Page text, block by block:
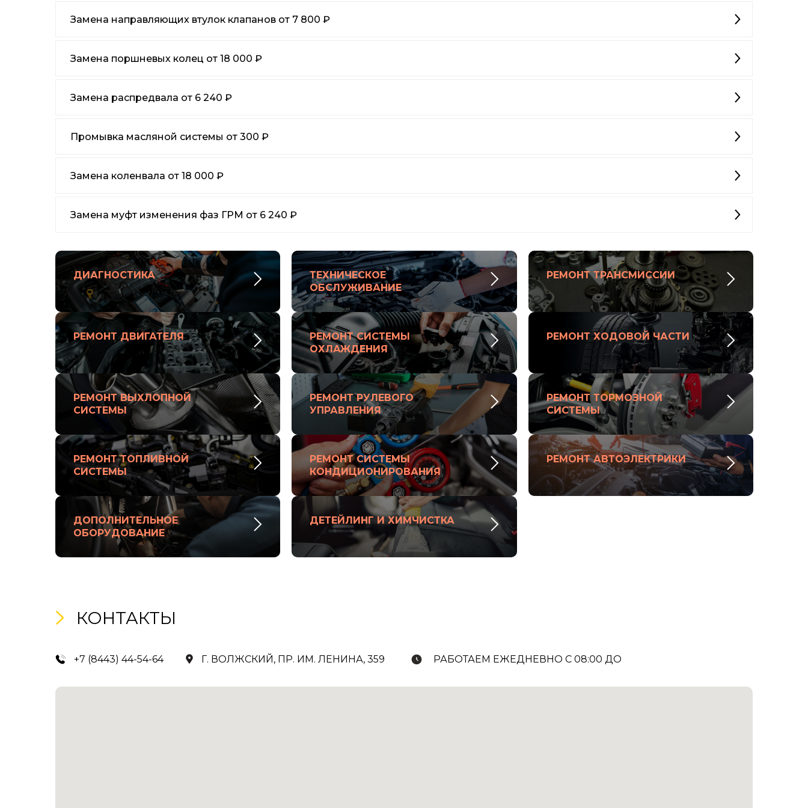
Замена направляющих втулок клапанов от 7 800 ₽
Замена поршневых колец от 18 000 ₽
Замена распредвала от 6 240 ₽
Промывка масляной системы от 300 ₽
Замена коленвала от 18 000 ₽
Замена муфт изменения фаз ГРМ от 6 240 ₽
ДИАГНОСТИКА
ТЕХНИЧЕСКОЕ
ОБСЛУЖИВАНИЕ
РЕМОНТ ТРАНСМИССИИ
РЕМОНТ ДВИГАТЕЛЯ
РЕМОНТ СИСТЕМЫ
ОХЛАЖДЕНИЯ
РЕМОНТ ХОДОВОЙ ЧАСТИ
РЕМОНТ ВЫХЛОПНОЙ
СИСТЕМЫ
РЕМОНТ РУЛЕВОГО
УПРАВЛЕНИЯ
РЕМОНТ ТОРМОЗНОЙ
СИСТЕМЫ
РЕМОНТ ТОПЛИВНОЙ
СИСТЕМЫ
РЕМОНТ СИСТЕМЫ
КОНДИЦИОНИРОВАНИЯ
РЕМОНТ АВТОЭЛЕКТРИКИ
ДОПОЛНИТЕЛЬНОЕ
ОБОРУДОВАНИЕ
ДЕТЕЙЛИНГ И ХИМЧИСТКА
КОНТАКТЫ
Г. ВОЛЖСКИЙ, ПР. ИМ. ЛЕНИНА, 359
РАБОТАЕМ ЕЖЕДНЕВНО С 08:00 ДО
+7 (8443) 44-54-64